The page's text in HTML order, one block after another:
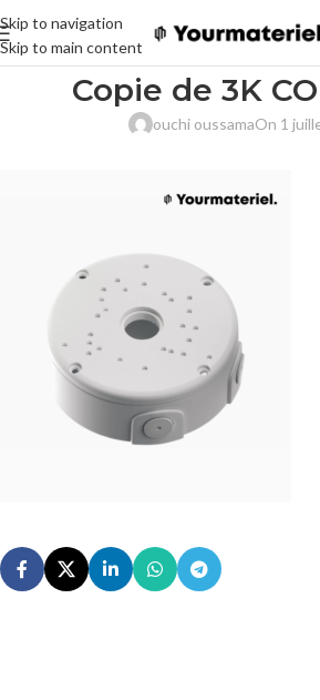
Skip to navigation
Skip to main content
Copie de 3K
ouchi oussamaOn 1